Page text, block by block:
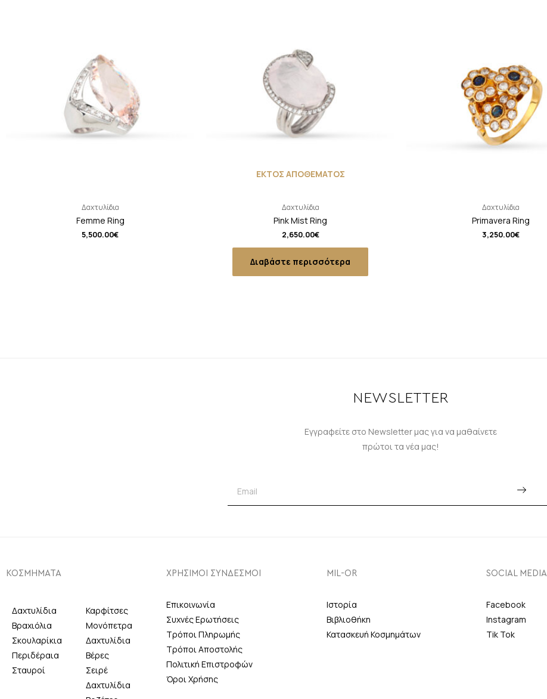
Δαχτυλίδια
Femme Ring
5,500.00€
ΕΚΤΟΣ ΑΠΟΘΕΜΑΤΟΣ
Δαχτυλίδια
Pink Mist Ring
2,650.00€
Διαβάστε περισσότερα
Δαχτυλίδια
Primavera Ring
3,250.00€
NEWSLETTER
Εγγραφείτε στο Newsletter μας για να μαθαίνετε
πρώτοι τα νέα μας!
ΚΟΣΜΗΜΑΤΑ
Δαχτυλίδια
Βραχιόλια
Σκουλαρίκια
Περιδέραια
Σταυροί
Καρφίτσες
Μονόπετρα
Δαχτυλίδια
Βέρες
Σειρέ
Δαχτυλίδια
ΧΡΗΣΙΜΟΙ ΣΥΝΔΕΣΜΟΙ
Επικοινωνία
Συχνές Ερωτήσεις
Τρόποι Πληρωμής
Τρόποι Αποστολής
Πολιτική Επιστροφών
Όροι Χρήσης
MIL-OR
Ιστορία
Βιβλιοθήκη
Κατασκευή Κοσμημάτων
SOCIAL MEDIA
Facebook
Instagram
Tik Tok